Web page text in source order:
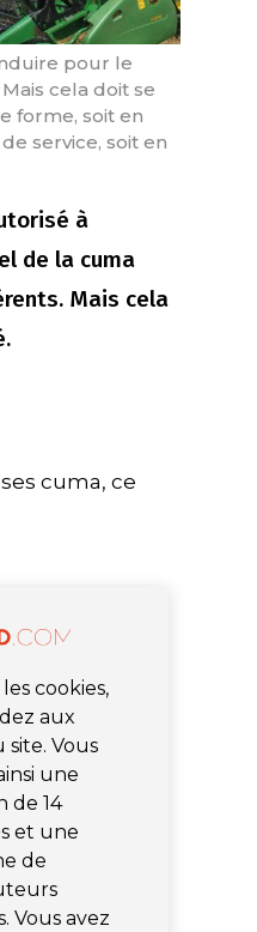
pour le
cela doit se
forme, soit en
service, soit en
à
de la cuma
Mais cela
cuma, ce
cookies,
aux
Vous
une
de 14
et une
de
Vous avez